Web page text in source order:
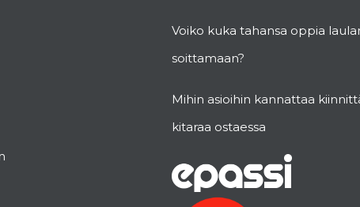
Voiko kuka tahansa oppia
soittamaan?
Mihin asioihin kannattaa
kitaraa ostaessa